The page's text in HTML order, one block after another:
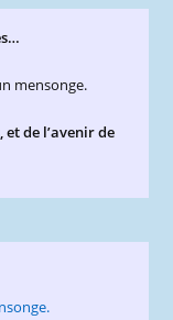
mensonge.
et de l’avenir de